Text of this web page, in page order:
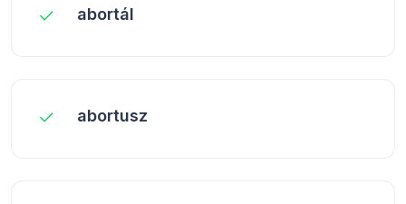
abortál
abortusz